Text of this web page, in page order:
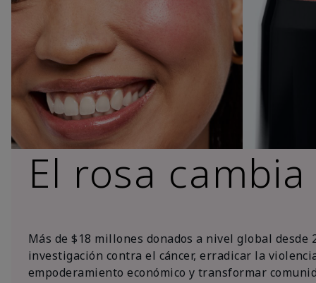
El rosa
Más de $18 millones donados a nivel global desde
investigación contra el cáncer, erradicar la
empoderamiento económico y transformar